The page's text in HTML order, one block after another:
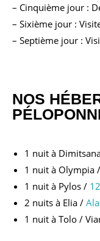
– Cinquième jour :
– Sixième jour :
– Septième jour :
NOS
1 nuit à
1 nuit à Olympia /
1 nuit à Pylos /
2 nuits à Elia /
1 nuit à Tolo /